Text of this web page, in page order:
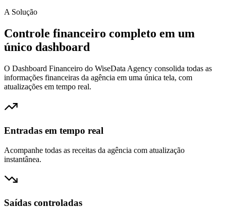
A Solução
Controle financeiro completo em um
único dashboard
O Dashboard Financeiro do WiseData Agency consolida todas as
informações financeiras da agência em uma única tela, com
atualizações em tempo real.
Entradas em tempo real
Acompanhe todas as receitas da agência com atualização
instantânea.
Saídas controladas